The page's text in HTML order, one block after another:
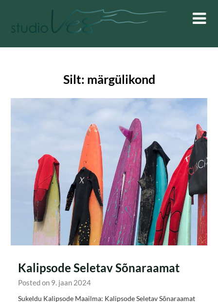
content
Silt: märgülikond
Kalipsode Seletav Sõnaraamat
Posted on 9. jaan 2024
Sukeldu Kalipsode Maailma: Kalipsode Seletav Sõnaraamat